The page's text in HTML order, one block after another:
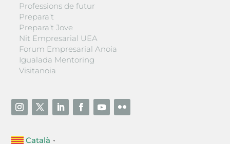
Professions de futur
Prepara’t
Prepara’t Jove
Nit Empresarial UEA
Forum Empresarial Anoia
Igualada Mentoring
Visitanoia
Català ▼